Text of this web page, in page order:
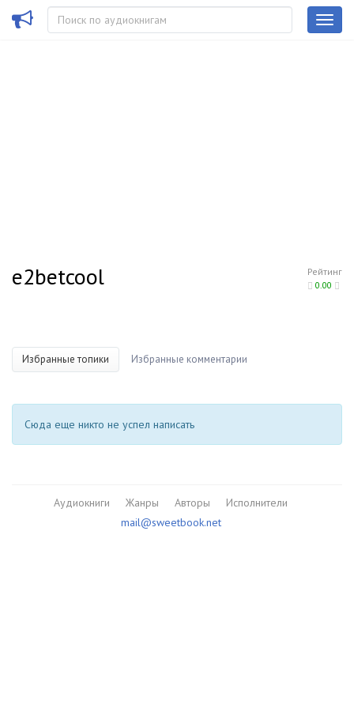
Рейтинг
0.00
e2betcool
Избранные топики Избранные комментарии
Сюда еще никто не успел написать
Аудиокниги Жанры Авторы
Исполнители
mail@sweetbook.net